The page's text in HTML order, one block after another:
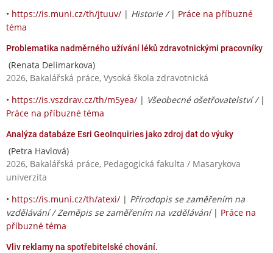
• https://is.muni.cz/th/jtuuv/ | Historie / | Práce na příbuzné
téma
Problematika nadměrného užívání léků zdravotnickými pracovníky
(Renata Delimarkova)
2026, Bakalářská práce, Vysoká škola zdravotnická
• https://is.vszdrav.cz/th/m5yea/ | Všeobecné ošetřovatelství / |
Práce na příbuzné téma
Analýza databáze Esri GeoInquiries jako zdroj dat do výuky
(Petra Havlová)
2026, Bakalářská práce, Pedagogická fakulta / Masarykova
univerzita
• https://is.muni.cz/th/atexi/ | Přírodopis se zaměřením na
vzdělávání / Zeměpis se zaměřením na vzdělávání| Práce na
příbuzné téma
Vliv reklamy na spotřebitelské chování.